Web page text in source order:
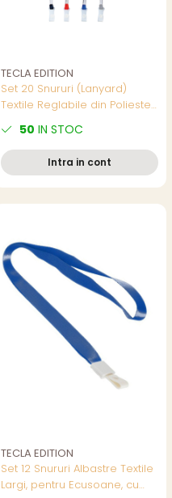
TECLA EDITION
Set 20 Snururi (Lanyard)
Textile Reglabile din Poliester
Culori Asortate pentru
Badge-uri si Carduri, Model
5764
50 IN STOC
Intra in cont
TECLA EDITION
Set 12 Snururi Albastre Textile
Largi, pentru Ecusoane, cu